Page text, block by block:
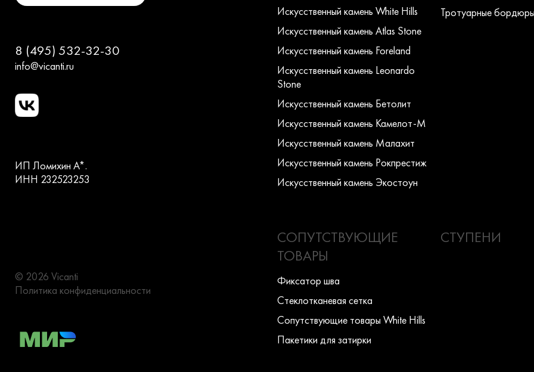
8 (495) 532-32-30
info@vicanti.ru
ИП Ломихин А*.
ИНН 232523253
© 2026 Vicanti
Политика конфиденциальности
Искусcтвенный камень White Hills
Искусcтвенный камень Atlas Stone
Искусcтвенный камень Foreland
Искусcтвенный камень Leonardo
Stone
Искусcтвенный камень Бетолит
Искусcтвенный камень Камелот-М
Искусcтвенный камень Малахит
Искусcтвенный камень Рокпрестиж
Искусcтвенный камень Экостоун
Тротуарные бордюры
СОПУТСТВУЮЩИЕ
ТОВАРЫ
Фиксатор шва
Стеклотканевая сетка
Сопутствующие товары White Hills
Пакетики для затирки
СТУПЕНИ